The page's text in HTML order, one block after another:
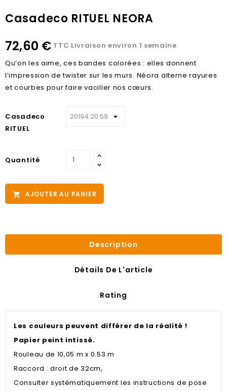
Casadeco RITUEL NEORA
72,60 € TTC Livraison environ 1 semaine
Qu’on les aime, ces bandes colorées : elles donnent
l’impression de twister sur les murs. Néora alterne rayures
et courbes pour faire vaciller nos cœurs.
Casadeco
RITUEL
Quantité
 AJOUTER AU PANIER
Description
Détails De L'article
Rating
Les couleurs peuvent différer de la réalité !
Papier peint intissé.
Rouleau de 10,05 m x 0.53 m
Raccord : droit de 32cm,
Consulter systématiquement les instructions de pose